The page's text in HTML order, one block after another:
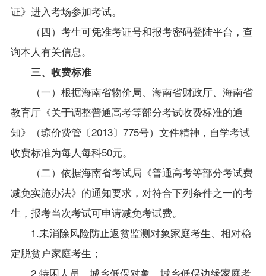
证》进入考场参加考试。
（四）考生可凭准考证号和报考密码登陆平台，查
询本人有关信息。
三、收费标准
（一）根据海南省物价局、海南省财政厅、海南省
教育厅《关于调整普通高考等部分考试收费标准的通
知》（琼价费管〔2013〕775号）文件精神，自学考试
收费标准为每人每科50元。
（二）依据海南省考试局《普通高考等部分考试费
减免实施办法》的通知要求，对符合下列条件之一的考
生，报考当次考试可申请减免考试费。
1.未消除风险防止返贫监测对象家庭考生、相对稳
定脱贫户家庭考生；
2.特困人员、城乡低保对象、城乡低保边缘家庭考